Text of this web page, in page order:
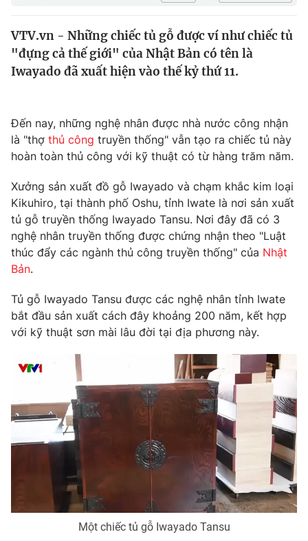
Thế giới
Thế giới đó đây
Câu chuyện quốc tế
Tài chính
Thị trường
Góc doanh nghiệp
Dữ liệu và đời sống
Truyền hình
Phim VTV
Hậu trường
Nhân vật
Khán giả
Giải sao mai
Giải trí
Điện ảnh
Sao
Đời sống
Du lịch
Làm đẹp
Giáo dục
Tuyển sinh
Học trực tuyến
Hitech Công nghệ tương lai
Sản phẩm
Thị trường
Giao lưu trực tuyến
Lịch phát sóng
Chuyên mục khác
Emagazine Podcast
VTV.vn - Những chiếc tủ gỗ được ví như chiếc tủ
"đựng cả thế giới" của Nhật Bản có tên là
Iwayado đã xuất hiện vào thế kỷ thứ 11.
Đến nay, những nghệ nhân được nhà nước công nhận
là "thợ thủ công truyền thống" vẫn tạo ra chiếc tủ này
hoàn toàn thủ công với kỹ thuật có từ hàng trăm năm.
Xưởng sản xuất đồ gỗ Iwayado và chạm khắc kim loại
Kikuhiro, tại thành phố Oshu, tỉnh Iwate là nơi sản xuất
tủ gỗ truyền thống Iwayado Tansu. Nơi đây đã có 3
nghệ nhân truyền thống được chứng nhận theo "Luật
thúc đẩy các ngành thủ công truyền thống" của Nhật
Bản.
Tủ gỗ Iwayado Tansu được các nghệ nhân tỉnh Iwate
bắt đầu sản xuất cách đây khoảng 200 năm, kết hợp
với kỹ thuật sơn mài lâu đời tại địa phương này.
Một chiếc tủ gỗ Iwayado Tansu